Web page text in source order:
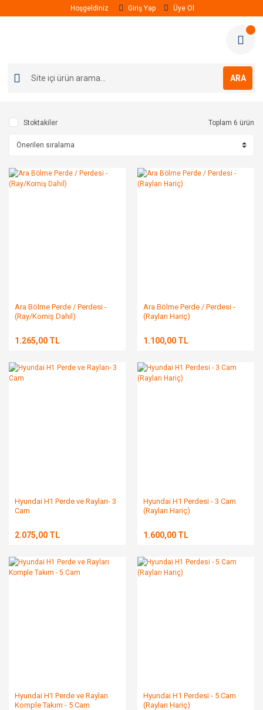
Hoşgeldiniz Giriş Yap Üye Ol
ARA
Stoktakiler Toplam 6 ürün
Ara Bölme Perde / Perdesi -
(Ray/Korniş Dahil)
1.265,00 TL
Ara Bölme Perde / Perdesi -
(Rayları Hariç)
1.100,00 TL
Hyundai H1 Perde ve Rayları- 3
Cam
2.075,00 TL
Hyundai H1 Perdesi - 3 Cam
(Rayları Hariç)
1.600,00 TL
Hyundai H1 Perde ve Rayları
Komple Takım - 5 Cam
Hyundai H1 Perdesi - 5 Cam
(Rayları Hariç)